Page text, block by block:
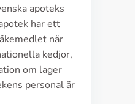
apoteks
har ett
när
kedjor,
om lager
personal är